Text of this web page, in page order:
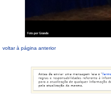
voltar à página anterior